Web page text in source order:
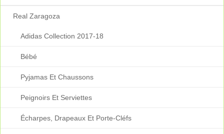
Real Zaragoza
Adidas Collection 2017-18
Bébé
Pyjamas Et Chaussons
Peignoirs Et Serviettes
Écharpes, Drapeaux Et Porte-Cléfs